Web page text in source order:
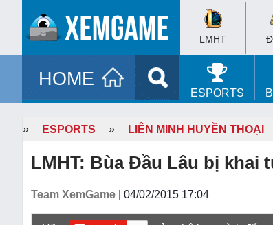
LMHT
HOME
ESPORTS
» ESPORTS » LIÊN MINH HUYỀN THOẠI
LMHT: Bùa Đầu Lâu bị
Team XemGame | 04/02/2015 17:04